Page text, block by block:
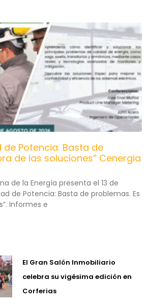
de Potencia: Basta de
de las soluciones” Cenergia
de la Energía presenta el 13 de
de Potencia: Basta de problemas. Es
Informes e
El Gran Salón Inmobiliario
celebra su vigésima edición en
Corferias